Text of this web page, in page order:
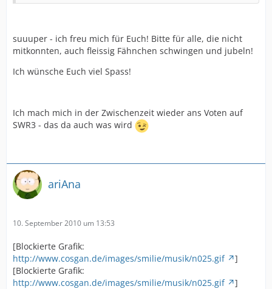
suuuper - ich freu mich für Euch! Bitte für alle, die nicht
mitkonnten, auch fleissig Fähnchen schwingen und jubeln!
Ich wünsche Euch viel Spass!
Ich mach mich in der Zwischenzeit wieder ans Voten auf
SWR3 - das da auch was wird
ariAna
10. September 2010 um 13:53
[Blockierte Grafik:
http://www.cosgan.de/images/smilie/musik/n025.gif
]
[Blockierte Grafik:
http://www.cosgan.de/images/smilie/musik/n025.gif
]